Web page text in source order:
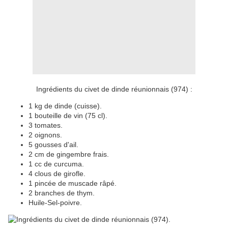
Ingrédients du civet de dinde réunionnais (974) :
1 kg de dinde (cuisse).
1 bouteille de vin (75 cl).
3 tomates.
2 oignons.
5 gousses d'ail.
2 cm de gingembre frais.
1 cc de curcuma.
4 clous de girofle.
1 pincée de muscade râpé.
2 branches de thym.
Huile-Sel-poivre.